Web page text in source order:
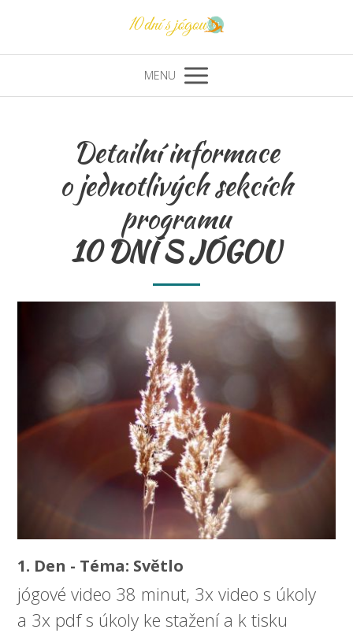
MENU
Detailní informace
o jednotlivých sekcích
programu
10 DNÍ S JÓGOU
1. Den - Téma: Světlo
jógové video 38 minut, 3x video s úkoly
a 3x pdf s úkoly ke stažení a k tisku